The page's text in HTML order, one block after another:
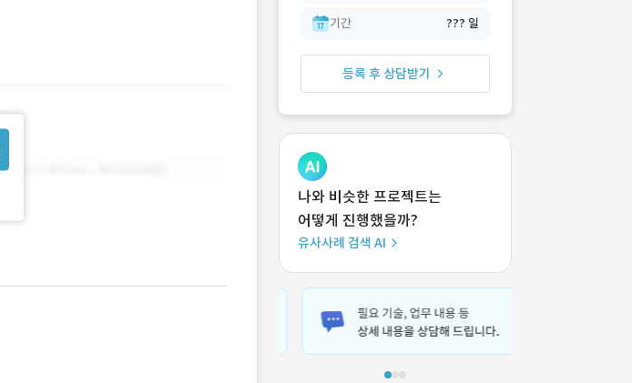
기간 ??? 일
등록 후 상담받기
나와 비슷한 프로젝트는
어떻게 진행했을까?
유사사례 검색 AI